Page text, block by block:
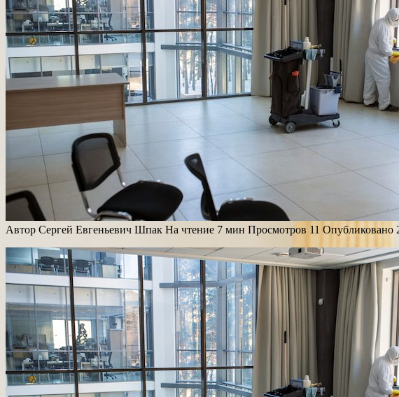
Автор Сергей Евгеньевич Шпак На чтение 7 мин Просмотров 11 Опубликовано